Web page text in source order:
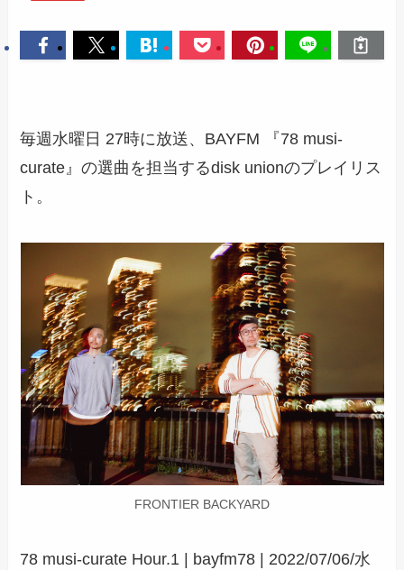
毎週水曜日 27時に放送、BAYFM 『78 musi-
curate』の選曲を担当するdisk unionのプレイリス
ト。
FRONTIER BACKYARD
78 musi-curate Hour.1 | bayfm78 | 2022/07/06/水